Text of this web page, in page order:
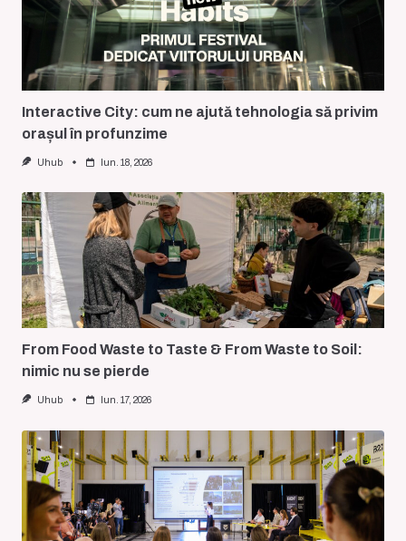
Interactive City: cum ne ajută tehnologia să privim
orașul în profunzime
Uhub Iun. 18, 2026
From Food Waste to Taste & From Waste to Soil:
nimic nu se pierde
Uhub Iun. 17, 2026